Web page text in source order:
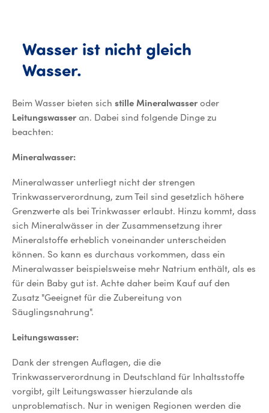
Wasser ist nicht gleich
Wasser.
Beim Wasser bieten sich stille Mineralwasser oder
Leitungswasser an. Dabei sind folgende Dinge zu
beachten:
Mineralwasser:
Mineralwasser unterliegt nicht der strengen
Trinkwasserverordnung, zum Teil sind gesetzlich höhere
Grenzwerte als bei Trinkwasser erlaubt. Hinzu kommt, dass
sich Mineralwässer in der Zusammensetzung ihrer
Mineralstoffe erheblich voneinander unterscheiden
können. So kann es durchaus vorkommen, dass ein
Mineralwasser beispielsweise mehr Natrium enthält, als es
für dein Baby gut ist. Achte daher beim Kauf auf den
Zusatz "Geeignet für die Zubereitung von
Säuglingsnahrung".
Leitungswasser:
Dank der strengen Auflagen, die die
Trinkwasserverordnung in Deutschland für Inhaltsstoffe
vorgibt, gilt Leitungswasser hierzulande als
unproblematisch. Nur in wenigen Regionen werden die